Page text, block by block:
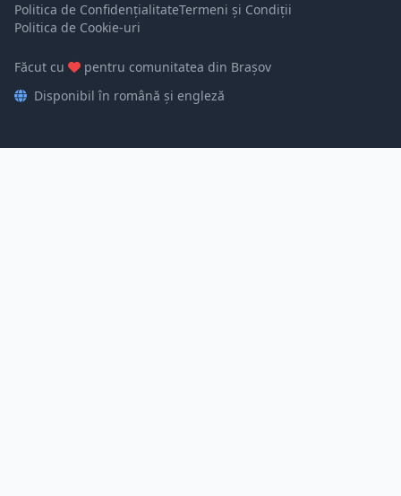
Politica de ConfidențialitateTermeni și Condiții
Politica de Cookie-uri
Făcut cu
pentru comunitatea din Brașov
Disponibil în română și engleză